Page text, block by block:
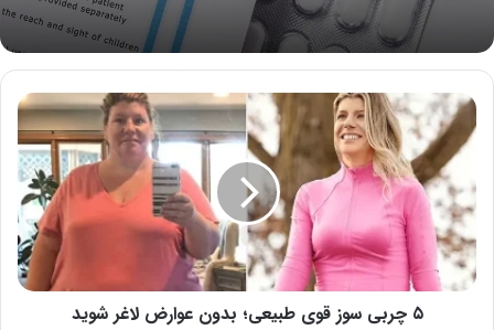
۵
چربی
سوز
طبیعی؛
بدون
عوارض
لاغر
شوید
۵ چربی سوز قوی طبیعی؛ بدون عوارض لاغر شوید